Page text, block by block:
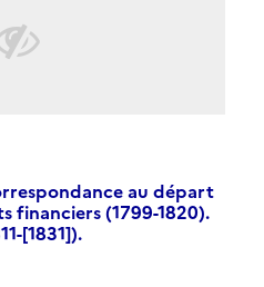
au départ
financiers (1799-1820).
[1831]).